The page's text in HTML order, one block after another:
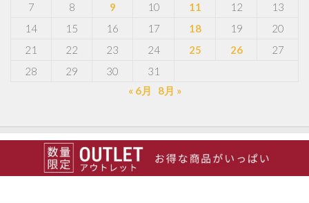
7
8 9 10 11 12
13
14
15 16 17 18 19
20
21
22 23 24 25 26
27
28
29 30
31
« 6月
8月 »